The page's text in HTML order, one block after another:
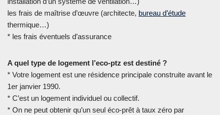
les frais de maîtrise d’œuvre (architecte, bureau d’étude
thermique…)
* les frais éventuels d’assurance
A quel type de logement l’eco-ptz est destiné ?
* Votre logement est une résidence principale construite avant le
1er janvier 1990.
* C’est un logement individuel ou collectif.
* On ne peut obtenir qu’un seul éco-prêt à taux zéro par